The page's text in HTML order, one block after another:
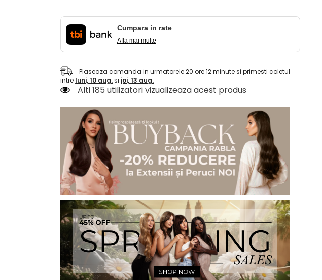
Cumpara in rate.
Afla mai multe
Plaseaza comanda in urmatorele20 ore12minutesi primesti coletul
intre luni, 10 aug.si joi, 13 aug.
Alti 185 utilizatori vizualizeaza acest produs